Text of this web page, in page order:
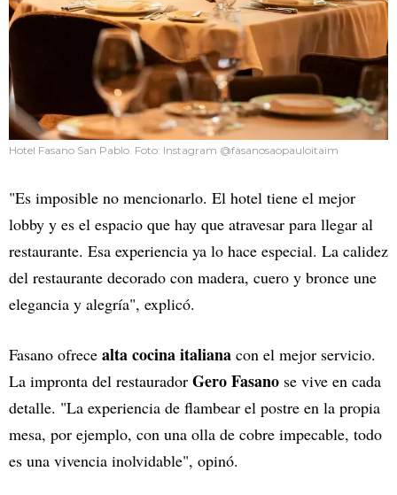
Hotel Fasano San Pablo. Foto: Instagram @fasanosaopauloitaim
"Es imposible no mencionarlo. El hotel tiene el mejor
lobby y es el espacio que hay que atravesar para llegar al
restaurante. Esa experiencia ya lo hace especial. La calidez
del restaurante decorado con madera, cuero y bronce une
elegancia y alegría", explicó.
Fasano ofrece alta cocina italiana con el mejor servicio.
La impronta del restaurador Gero Fasano se vive en cada
detalle. "La experiencia de flambear el postre en la propia
mesa, por ejemplo, con una olla de cobre impecable, todo
es una vivencia inolvidable", opinó.